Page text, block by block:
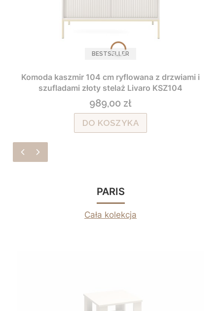
BESTSELLER
Komoda kaszmir 104 cm ryflowana z drzwiami i
szufladami złoty stelaż Livaro KSZ104
Cena
989,00 zł
DO KOSZYKA
PARIS
Cała kolekcja